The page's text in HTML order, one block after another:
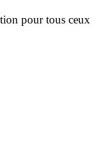
pour tous ceux